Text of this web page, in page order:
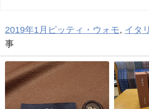
2019年1月ピッティ・ウォモ, イタ
事